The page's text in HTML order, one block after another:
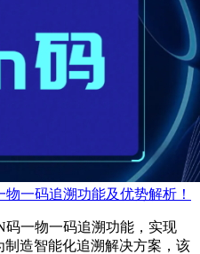
一码追溯功能及优势解析！
码一物一码追溯功能，实现
制造智能化追溯解决方案，该